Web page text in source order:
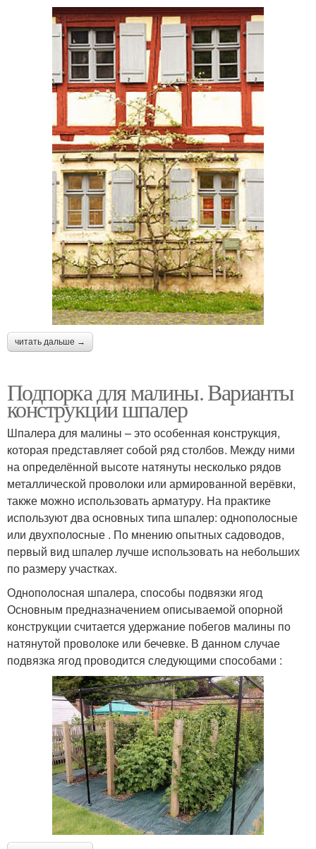
читать дальше →
Подпорка для малины. Варианты
конструкции шпалер
Шпалера для малины – это особенная конструкция,
которая представляет собой ряд столбов. Между ними
на определённой высоте натянуты несколько рядов
металлической проволоки или армированной верёвки,
также можно использовать арматуру. На практике
используют два основных типа шпалер: однополосные
или двухполосные . По мнению опытных садоводов,
первый вид шпалер лучше использовать на небольших
по размеру участках.
Однополосная шпалера, способы подвязки ягод
Основным предназначением описываемой опорной
конструкции считается удержание побегов малины по
натянутой проволоке или бечевке. В данном случае
подвязка ягод проводится следующими способами :